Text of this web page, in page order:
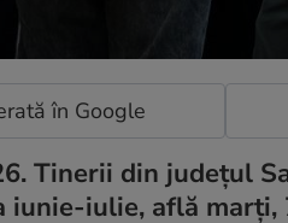
în Google
Tinerii din județul
iunie-iulie, află